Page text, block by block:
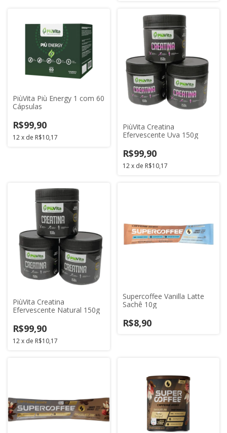
PiùVita Più Energy 1 com 60
Cápsulas
R$99,90
12x de R$10,17
PiùVita Creatina
Efervescente Uva 150g
R$99,90
12 x de R$10,17
PiùVita Creatina
Efervescente Natural 150g
R$99,90
12x de R$10,17
Supercoffee Vanilla Latte
Sachê 10g
R$8,90